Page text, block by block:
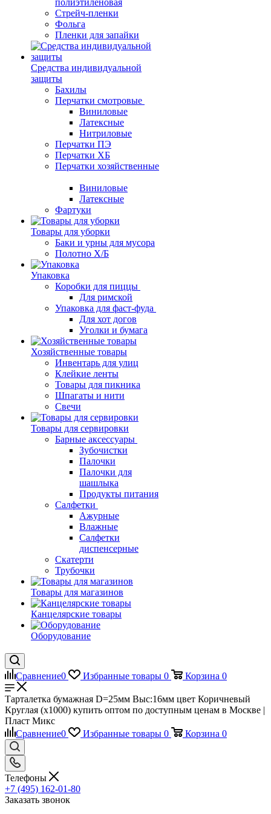
полиэтиленовая
Стрейч-пленки
Фольга
Пленки для запайки
Средства индивидуальной
защиты
Бахилы
Перчатки смотровые
Виниловые
Латексные
Нитриловые
Перчатки ПЭ
Перчатки ХБ
Перчатки хозяйственные
Виниловые
Латексные
Фартуки
Товары для уборки
Баки и урны для мусора
Полотно Х/Б
Упаковка
Коробки для пиццы
Для римской
Упаковка для фаст-фуда
Для хот догов
Уголки и бумага
Хозяйственные товары
Инвентарь для улиц
Клейкие ленты
Товары для пикника
Шпагаты и нити
Свечи
Товары для сервировки
Барные аксессуары
Зубочистки
Палочки
Палочки для
шашлыка
Продукты питания
Салфетки
Ажурные
Влажные
Салфетки
диспенсерные
Скатерти
Трубочки
Товары для магазинов
Канцелярские товары
Оборудование
Сравнение0 Избранные товары 0 Корзина 0
Тарталетка бумажная D=25мм Выс:16мм цвет Коричневый
Круглая (х1000) купить оптом по доступным ценам в Москве |
Пласт Микс
Сравнение0 Избранные товары 0 Корзина 0
Телефоны
+7 (495) 162-01-80
Заказать звонок